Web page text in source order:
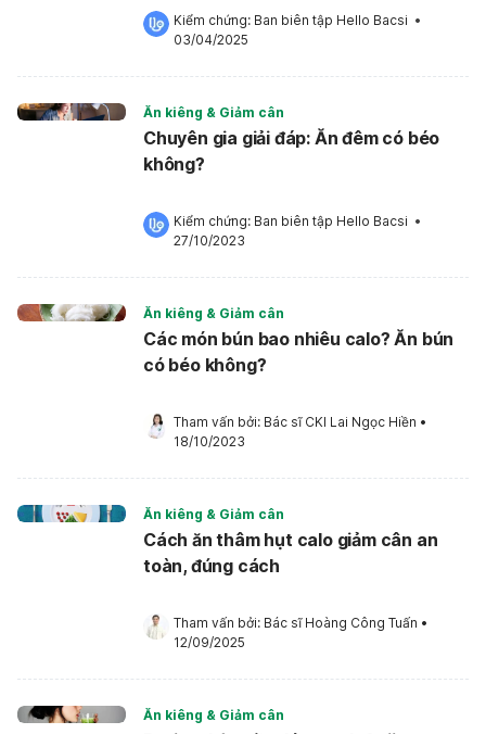
Kiểm chứng: Ban biên tập Hello Bacsi •
03/04/2025
Ăn kiêng & Giảm cân
Chuyên gia giải đáp: Ăn đêm có béo
không?
Kiểm chứng: Ban biên tập Hello Bacsi •
27/10/2023
Ăn kiêng & Giảm cân
Các món bún bao nhiêu calo? Ăn bún
có béo không?
Tham vấn bởi: Bác sĩ CKI Lai Ngọc Hiền •
18/10/2023
Ăn kiêng & Giảm cân
Cách ăn thâm hụt calo giảm cân an
toàn, đúng cách
Tham vấn bởi: Bác sĩ Hoàng Công Tuấn •
12/09/2025
Ăn kiêng & Giảm cân